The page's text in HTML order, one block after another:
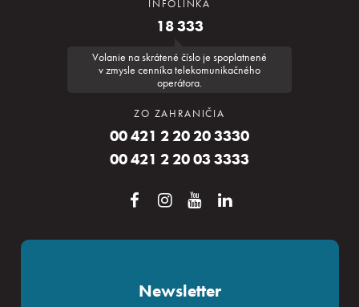
INFOLINKA
18 333
Volanie na skrátené číslo je spoplatnené
v zmysle cenníka telekomunikačného
operátora.
ZO ZAHRANIČIA
00 421 2 20 20 3330
00 421 2 20 03 3333
Newsletter